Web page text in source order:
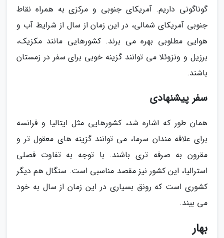
گوناگونی داریم. آمریکای جنوبی و مرکزی به همراه نقاط
جنوبی آمریکای شمالی، در این زمان از سال از شرایط آب و
هوایی مطلوبی بهره می برند. کشورهایی مانند مکزیک،
برزیل و ونزوئلا می توانند گزینه خوبی برای سفر در زمستان
باشند.
سفر پیشنهادی
همان طور که اشاره شد، کشورهایی مثل ایتالیا و فرانسه
برای علاقه مندان سرما، می توانند گزینه های معقول تر و
مقرون به صرفه تری باشند. با توجه به تفاوت فصلی
استرالیا، این کشور نیز مقصد مناسبی است. سنگال هم دیگر
کشوری است که رونق بسیاری در این زمان از سال به خود
می بیند.
بهار